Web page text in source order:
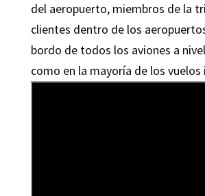
del aeropuerto, miembros de la
clientes dentro de los
bordo de todos los aviones a
como en la mayoría de los vuelos